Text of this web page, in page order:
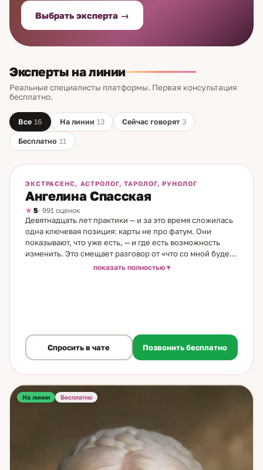
клиентов по телефону. Принимают звонки
круглосуточно, без перерывов и выходных.
Звоните нам сегодня, чтобы уже завтра стать
капельку счастливее.
Выбрать эксперта →
Эксперты на линии
Реальные специалисты платформы. Первая консультация
бесплатно.
Все 16 На линии 13 Сейчас говорят 3
Бесплатно 11
ЭКСТРАСЕНС, АСТРОЛОГ, ТАРОЛОГ, РУНОЛОГ
Ангелина Спасская
5· 991 оценок
Девятнадцать лет практики — и за это время сложилась
одна ключевая позиция: карты не про фатум. Они
показывают, что уже есть, — и где есть возможность
изменить. Это смещает разговор от «что со мной будет»
к «что я могу сделать». Я таролог и рунолог. Пришла в
разбираем ситуацию конкретно: что происходит, какие
шаги реально приведут к результату, где источник того,
конфликтами, с карьерой и финансами, с
предназначением и влиянием внешних факторов.
Перемены пугают — но именно в этот момент важна
показать полностью
Спросить в чате Позвонить бесплатно
На линии Бесплатно